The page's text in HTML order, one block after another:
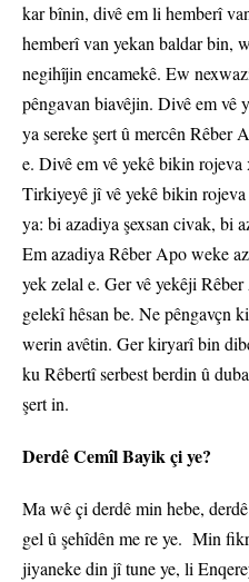
kar bînin, divê em li hemberî
hemberî van yekan baldar bin,
negihîjin encamekê. Ew
pêngavan biavêjin. Divê em vê
ya sereke şert û mercên Rêber
e. Divê em vê yekê bikin
Tirkiyeyê jî vê yekê bikin
ya: bi azadiya şexsan civak, bi
Em azadiya Rêber Apo weke
yek zelal e. Ger vê yekêji
gelekî hêsan be. Ne pêngavçn
werin avêtin. Ger kiryarî bin
ku Rêbertî serbest berdin û
şert in.
Derdê Cemîl Bayik çi ye?
Ma wê çi derdê min hebe,
gel û şehîdên me re ye. Min
jiyaneke din jî tune ye, li